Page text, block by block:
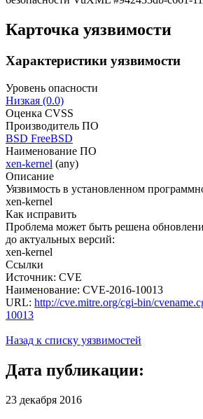
Карточка уязвимости
Характеристики уязвимости
Уровень опасности
Низкая (0.0)
Оценка CVSS
Производитель ПО
BSD FreeBSD
Наименование ПО
xen-kernel (any)
Описание
Уязвимость в установленном
xen-kernel
Как исправить
Проблема может быть решена
до актуальных версий:
xen-kernel
Ссылки
Источник: CVE
Наименование: CVE-2016-10013
URL: http://cve.mitre.org/cgi-bin/
10013
Назад к списку уязвимостей
Дата публикации:
23 декабря 2016